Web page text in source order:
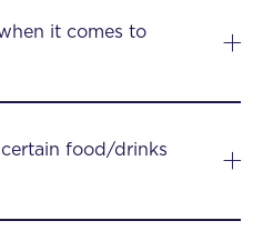
it comes to
food/drinks